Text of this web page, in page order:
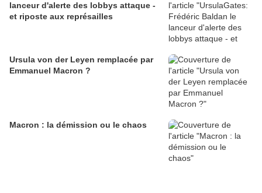
lanceur d'alerte des lobbys attaque -
et riposte aux représailles
Ursula von der Leyen remplacée par
Emmanuel Macron ?
Macron : la démission ou le chaos